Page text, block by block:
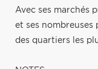
Avec ses marchés
et ses nombreuses
des quartiers les